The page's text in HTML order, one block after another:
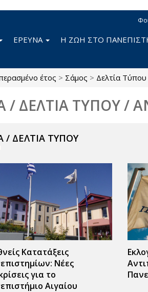
ΕΡΕΥΝΑ Η ΖΩΗ ΣΤΟ
έτος > Σάμος > Δελτία Τύπου
/ ΔΕΛΤΙΑ ΤΥΠΟΥ /
/ ΔΕΛΤΙΑ ΤΥΠΟΥ
Κατατάξεις
Νέες
για το
Αιγαίου